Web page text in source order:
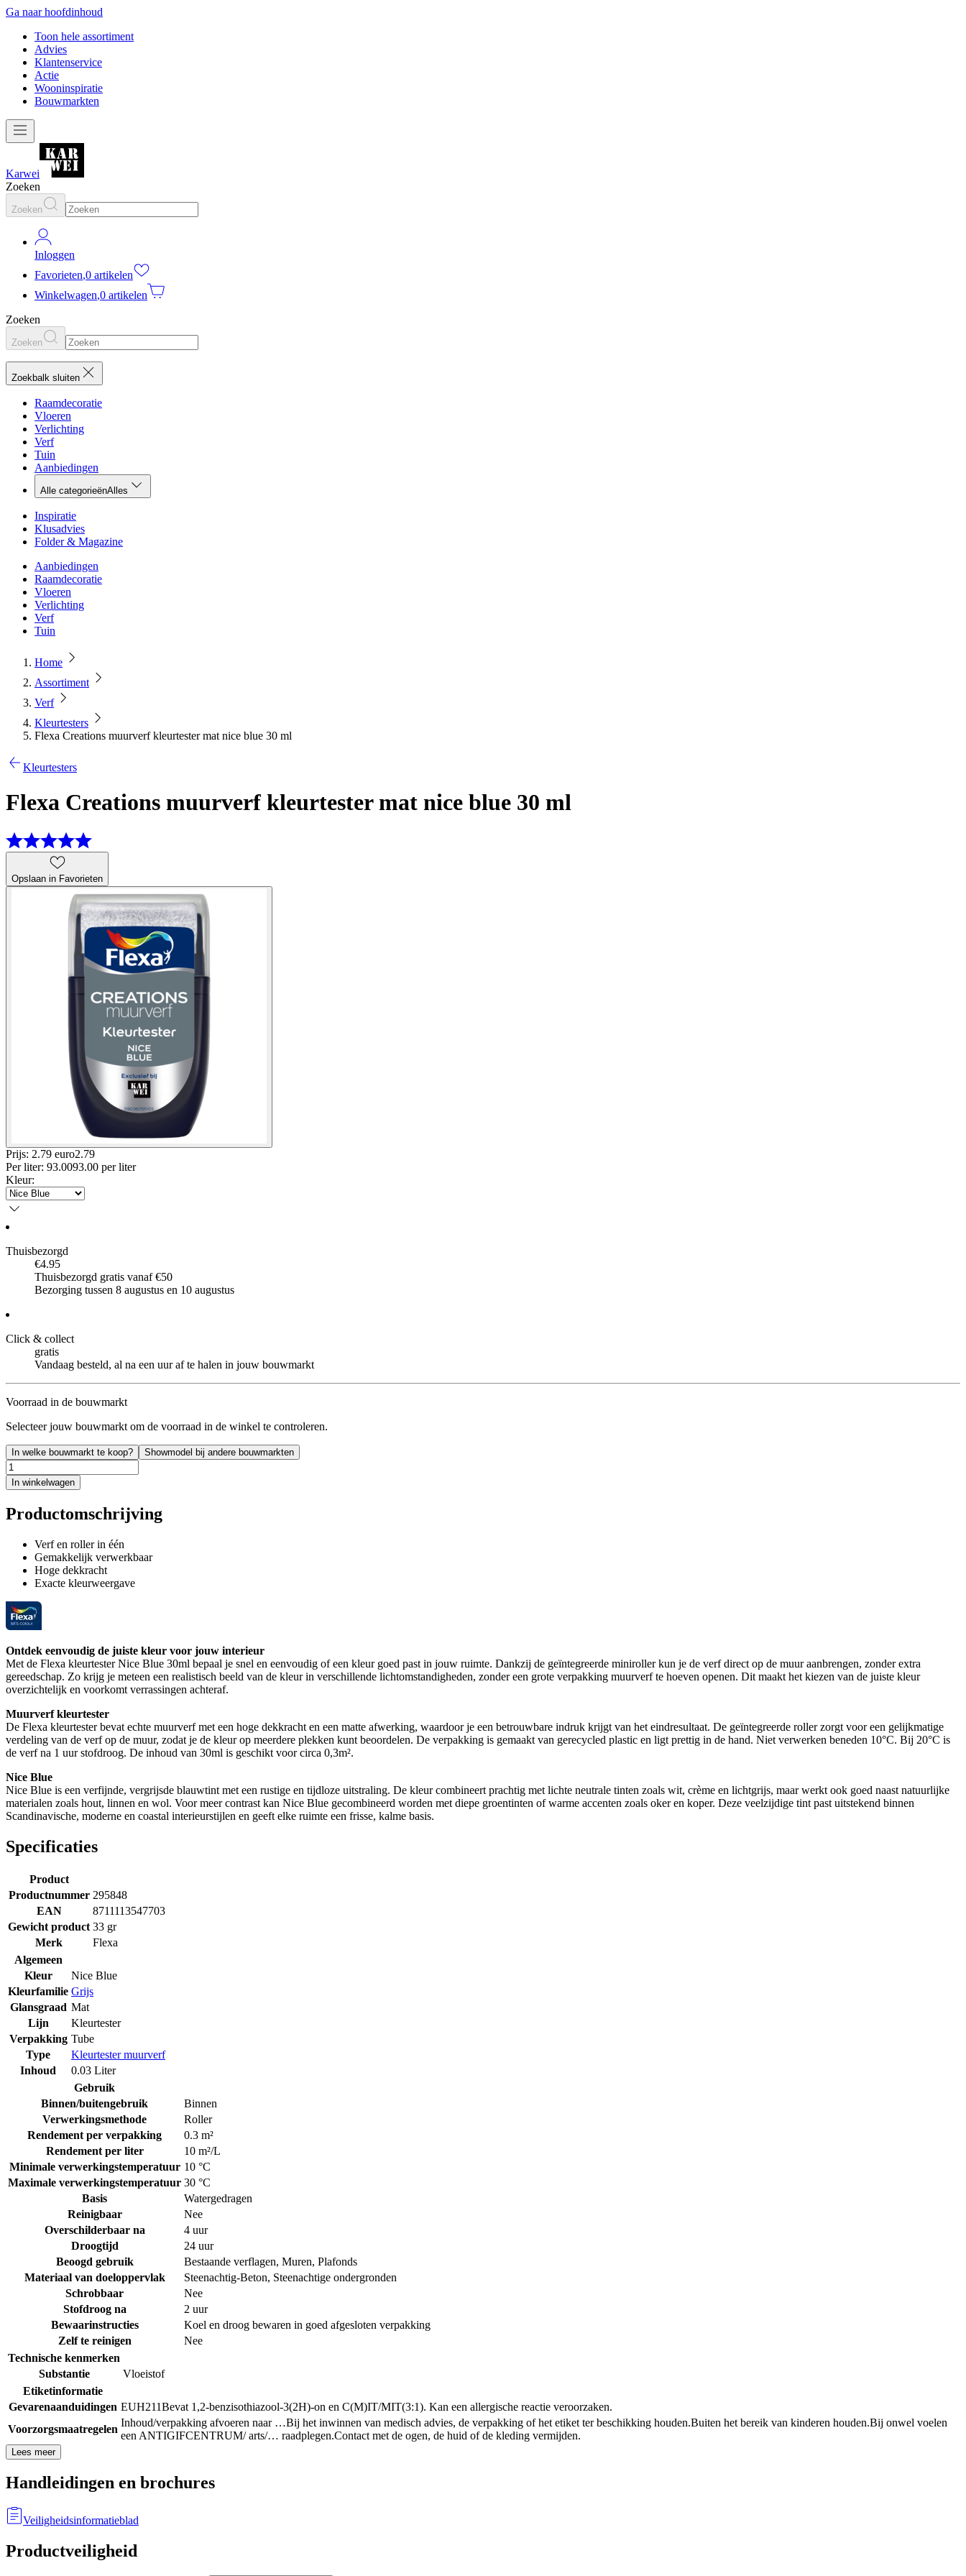
Ga naar hoofdinhoud
Toon hele assortiment
Advies
Klantenservice
Actie
Wooninspiratie
Bouwmarkten
Karwei
Zoeken
Zoeken
Inloggen
Favorieten,0 artikelen
Winkelwagen,0 artikelen
Zoeken
Zoeken
Zoekbalk sluiten
Raamdecoratie
Vloeren
Verlichting
Verf
Tuin
Aanbiedingen
Alle categorieënAlles
Inspiratie
Klusadvies
Folder & Magazine
Aanbiedingen
Raamdecoratie
Vloeren
Verlichting
Verf
Tuin
Home
Assortiment
Verf
Kleurtesters
Flexa Creations muurverf kleurtester mat nice blue 30 ml
Kleurtesters
Flexa Creations muurverf kleurtester mat nice blue 30 ml
Opslaan in Favorieten
Prijs: 2.79 euro2.79
Per liter: 93.0093.00 per liter
Kleur:
Thuisbezorgd
€4.95
Thuisbezorgd gratis vanaf €50
Bezorging tussen 8 augustus en 10 augustus
Click & collect
gratis
Vandaag besteld, al na een uur af te halen in jouw bouwmarkt
Voorraad in de bouwmarkt
Selecteer jouw bouwmarkt om de voorraad in de winkel te controleren.
In welke bouwmarkt te koop? Showmodel bij andere bouwmarkten
In winkelwagen
Productomschrijving
Verf en roller in één
Gemakkelijk verwerkbaar
Hoge dekkracht
Exacte kleurweergave
Ontdek eenvoudig de juiste kleur voor jouw interieur
Met de Flexa kleurtester Nice Blue 30ml bepaal je snel en eenvoudig of een kleur goed past in jouw ruimte. Dankzij de geïntegreerde miniroller kun je de verf direct op de muur aanbrengen, zonder extra
gereedschap. Zo krijg je meteen een realistisch beeld van de kleur in verschillende lichtomstandigheden, zonder een grote verpakking muurverf te hoeven openen. Dit maakt het kiezen van de juiste kleur
overzichtelijk en voorkomt verrassingen achteraf.
Muurverf kleurtester
De Flexa kleurtester bevat echte muurverf met een hoge dekkracht en een matte afwerking, waardoor je een betrouwbare indruk krijgt van het eindresultaat. De geïntegreerde roller zorgt voor een gelijkmatige
verdeling van de verf op de muur, zodat je de kleur op meerdere plekken kunt beoordelen. De verpakking is gemaakt van gerecycled plastic en ligt prettig in de hand. Niet verwerken beneden 10°C. Bij 20°C is
de verf na 1 uur stofdroog. De inhoud van 30ml is geschikt voor circa 0,3m².
Nice Blue
Nice Blue is een verfijnde, vergrijsde blauwtint met een rustige en tijdloze uitstraling. De kleur combineert prachtig met lichte neutrale tinten zoals wit, crème en lichtgrijs, maar werkt ook goed naast natuurlijke
materialen zoals hout, linnen en wol. Voor meer contrast kan Nice Blue gecombineerd worden met diepe groentinten of warme accenten zoals oker en koper. Deze veelzijdige tint past uitstekend binnen
Scandinavische, moderne en coastal interieurstijlen en geeft elke ruimte een frisse, kalme basis.
Specificaties
Product
Productnummer 295848
EAN
8711113547703
Gewicht product 33 gr
Merk
Flexa
Algemeen
Kleur
Nice Blue
Kleurfamilie Grijs
Glansgraad Mat
Lijn
Kleurtester
Verpakking Tube
Type
Kleurtester muurverf
Inhoud
0.03 Liter
Gebruik
Binnen/buitengebruik
Binnen
Verwerkingsmethode
Roller
Rendement per verpakking
0.3 m²
Rendement per liter
10 m²/L
Minimale verwerkingstemperatuur 10 °C
Maximale verwerkingstemperatuur 30 °C
Basis
Watergedragen
Reinigbaar
Nee
Overschilderbaar na
4 uur
Droogtijd
24 uur
Beoogd gebruik
Bestaande verflagen, Muren, Plafonds
Materiaal van doeloppervlak
Steenachtig-Beton, Steenachtige ondergronden
Schrobbaar
Nee
Stofdroog na
2 uur
Bewaarinstructies
Koel en droog bewaren in goed afgesloten verpakking
Zelf te reinigen
Nee
Technische kenmerken
Substantie
Vloeistof
Etiketinformatie
Gevarenaanduidingen EUH211Bevat 1,2-benzisothiazool-3(2H)-on en C(M)IT/MIT(3:1). Kan een allergische reactie veroorzaken.
Voorzorgsmaatregelen
Inhoud/verpakking afvoeren naar …Bij het inwinnen van medisch advies, de verpakking of het etiket ter beschikking houden.Buiten het bereik van kinderen houden.Bij onwel voelen
een ANTIGIFCENTRUM/ arts/… raadplegen.Contact met de ogen, de huid of de kleding vermijden.
Lees meer
Handleidingen en brochures
Veiligheidsinformatieblad
Productveiligheid